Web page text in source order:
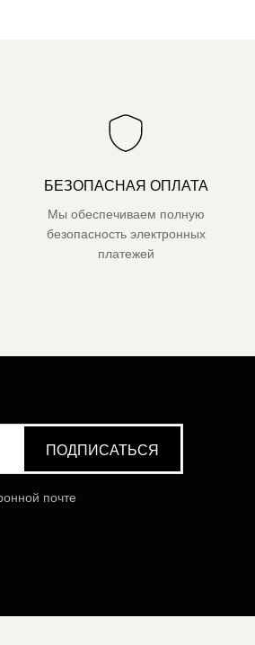
БЕЗОПАСНАЯ ОПЛАТА
Мы обеспечиваем полную
безопасность электронных
платежей
почте